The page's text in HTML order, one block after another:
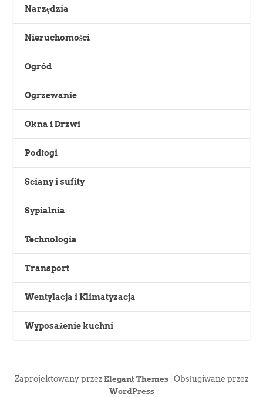
Narzędzia
Nieruchomości
Ogród
Ogrzewanie
Okna i Drzwi
Podłogi
Sciany i sufity
Sypialnia
Technologia
Transport
Wentylacja i Klimatyzacja
Wyposażenie kuchni
Zaprojektowany przez Elegant Themes | Obsługiwane przez
WordPress